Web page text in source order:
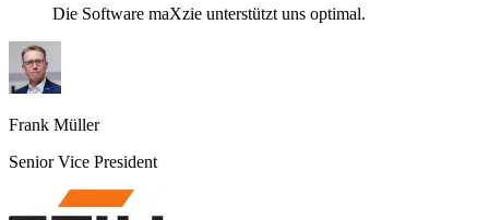
Die Software maXzie unterstützt uns optimal.
Frank Müller
Senior Vice President